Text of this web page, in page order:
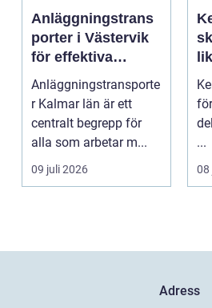
Anläggningstrans
porter i Västervik
för effektiva
byggprojekt
Anläggningstransporte
r Kalmar län är ett
centralt begrepp för
alla som arbetar m...
09 juli 2026
...
08
Adress